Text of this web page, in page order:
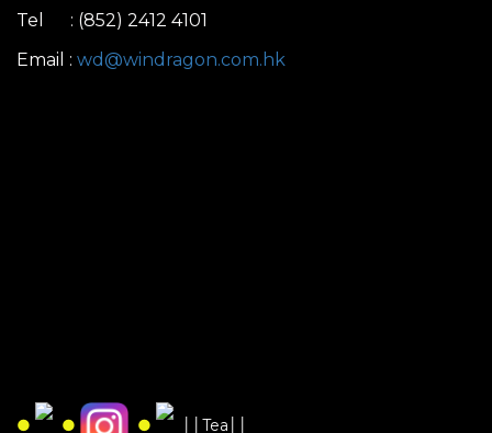
Tel : (852) 2412 4101
Email : wd@windragon.com.hk
● ● ● ││Tea││